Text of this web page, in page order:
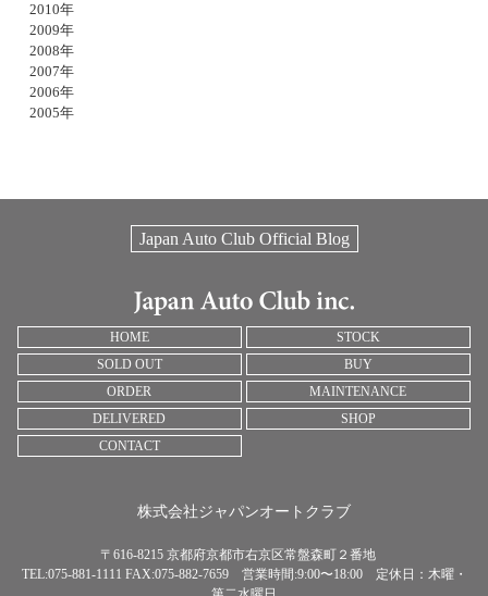
2010年
2009年
2008年
2007年
2006年
2005年
Japan Auto Club Official Blog
HOME
STOCK
SOLD OUT
BUY
ORDER
MAINTENANCE
DELIVERED
SHOP
CONTACT
株式会社ジャパンオートクラブ
〒616-8215 京都府京都市右京区常盤森町２番地
TEL:075-881-1111 FAX:075-882-7659 営業時間:9:00〜18:00 定休日：木曜・